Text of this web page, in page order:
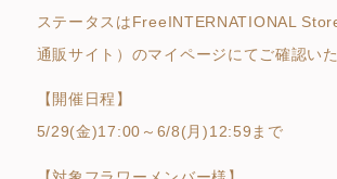
ステータスはFreeINTERNATIONAL
通販サイト）のマイページにてご確認いた
【開催日程】
5/29(金)17:00～6/8(月)12:59まで